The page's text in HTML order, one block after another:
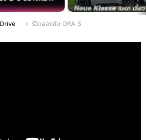
รีวิวลองขับ ORA 5 HEV ไฮบริดจีน น้ำมัน 1 ถัง 1,000 กม. ให้มาดีขนาดนี้รถญี่ปุ่นมีหนาว